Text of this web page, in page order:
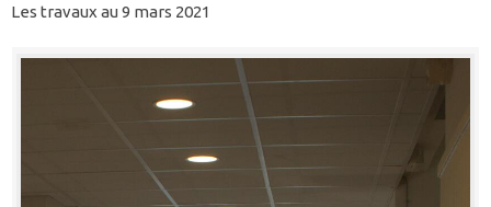
Les travaux au 9 mars 2021